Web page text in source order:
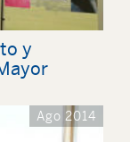
y
Ago 2014